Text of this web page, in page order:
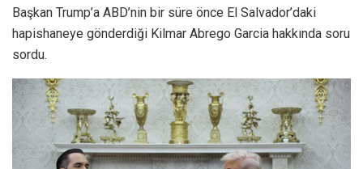
Başkan Trump’a ABD’nin bir süre önce El Salvador’daki
hapishaneye gönderdiği Kilmar Abrego Garcia hakkında soru
sordu.